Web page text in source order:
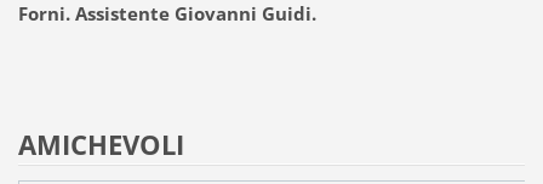
Forni. Assistente Giovanni Guidi.
AMICHEVOLI